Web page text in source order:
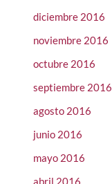
diciembre 2016
noviembre 2016
octubre 2016
septiembre 2016
agosto 2016
junio 2016
mayo 2016
abril 2016